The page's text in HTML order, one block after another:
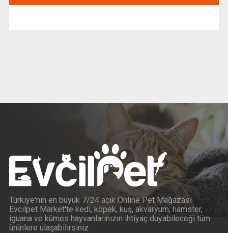
Türkiye'nin en büyük 7/24 açık Online Pet Mağazası
Evcilpet Market'te kedi, köpek, kuş, akvaryum, hamster,
iguana ve kümes hayvanlarınızın ihtiyaç duyabileceği tüm
ürünlere ulaşabilirsiniz.